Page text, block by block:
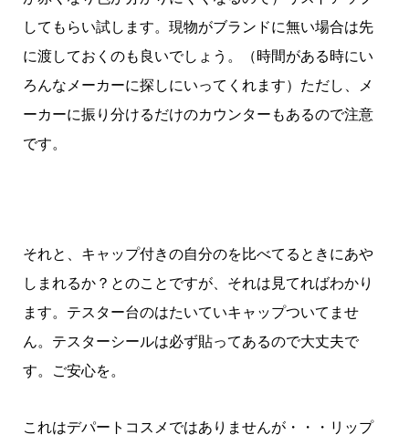
してもらい試します。 現物がブランドに無い場合は先
に渡しておくのも良いでしょう。（時間がある時にい
ろんなメーカーに探しにいってくれます）ただし、メ
ーカーに振り分けるだけのカウンターもあるので注意
です。
それと、キャップ付きの自分のを比べてるときにあや
しまれるか？とのことですが、それは見てればわかり
ます。テスター台のはたいていキャップついてませ
ん。テスターシールは必ず貼ってあるので大丈夫で
す。ご安心を。
これはデパートコスメではありませんが・・・リップ